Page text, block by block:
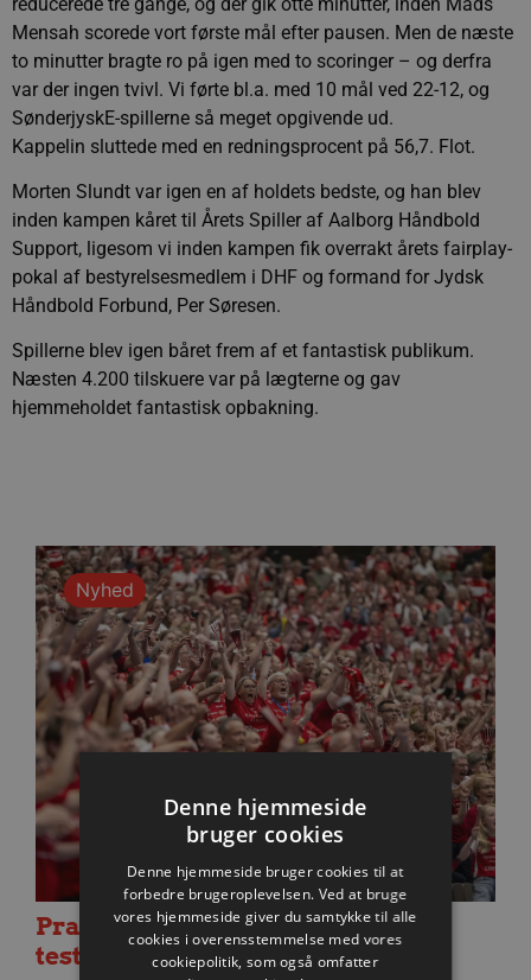
Mensah scorede vort første mål efter pausen. Men de næste
to minutter bragte ro på igen med to scoringer – og derfra
var der ingen tvivl. Vi førte bl.a. med 10 mål ved 22-12, og
SønderjyskE-spillerne så meget opgivende ud.
Kappelin sluttede med en redningsprocent på 56,7. Flot.
Morten Slundt var igen en af holdets bedste, og han blev
inden kampen kåret til Årets Spiller af Aalborg Håndbold
Support, ligesom vi inden kampen fik overrakt årets fairplay-
pokal af bestyrelsesmedlem i DHF og formand for Jydsk
Håndbold Forbund, Per Søresen.
Spillerne blev igen båret frem af et fantastisk publikum.
Næsten 4.200 tilskuere var på lægterne og gav
hjemmeholdet fantastisk opbakning.
Nyhed
Praktisk information til dagens
testkamp mod Füchse Berlin
Denne hjemmeside
bruger cookies
Denne hjemmeside bruger cookies til at
forbedre brugeroplevelsen. Ved at bruge
vores hjemmeside giver du samtykke til alle
cookies i overensstemmelse med vores
cookiepolitik, som også omfatter